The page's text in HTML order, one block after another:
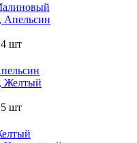
шт
шт